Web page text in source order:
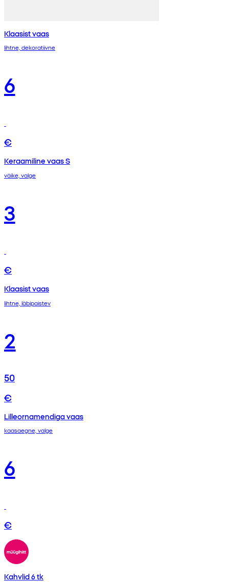
Klaasist vaas
lihtne, dekoratiivne
6
€
Keraamiline vaas S
väike, valge
3
€
Klaasist vaas
lihtne, läbipaistev
2
50
€
Lilleornamendiga vaas
kaasaegne, valge
6
€
Kahvlid 6 tk